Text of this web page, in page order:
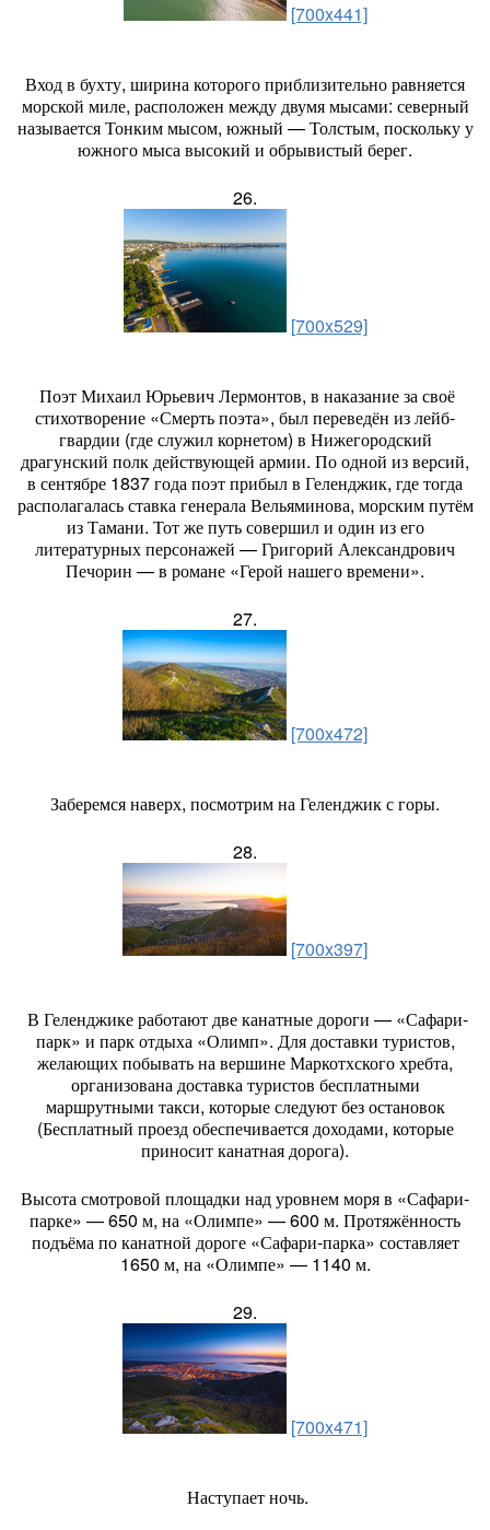
[700x441]
Вход в бухту, ширина которого приблизительно равняется
морской миле, расположен между двумя мысами: северный
называется Тонким мысом, южный — Толстым, поскольку у
южного мыса высокий и обрывистый берег.
26.
[700x529]
Поэт Михаил Юрьевич Лермонтов, в наказание за своё
стихотворение «Смерть поэта», был переведён из лейб-
гвардии (где служил корнетом) в Нижегородский
драгунский полк действующей армии. По одной из версий,
в сентябре 1837 года поэт прибыл в Геленджик, где тогда
располагалась ставка генерала Вельяминова, морским путём
из Тамани. Тот же путь совершил и один из его
литературных персонажей — Григорий Александрович
Печорин — в романе «Герой нашего времени».
27.
[700x472]
Заберемся наверх, посмотрим на Геленджик с горы.
28.
[700x397]
В Геленджике работают две канатные дороги — «Сафари-
парк» и парк отдыха «Олимп». Для доставки туристов,
желающих побывать на вершине Маркотхского хребта,
организована доставка туристов бесплатными
маршрутными такси, которые следуют без остановок
(Бесплатный проезд обеспечивается доходами, которые
приносит канатная дорога).
Высота смотровой площадки над уровнем моря в «Сафари-
парке» — 650 м, на «Олимпе» — 600 м. Протяжённость
подъёма по канатной дороге «Сафари-парка» составляет
1650 м, на «Олимпе» — 1140 м.
29.
[700x471]
Наступает ночь.